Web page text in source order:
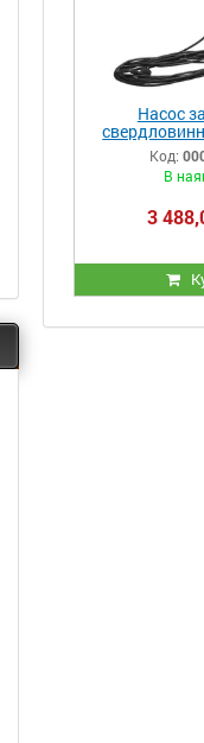
Насос
Vitals aqua
Код:
В
3